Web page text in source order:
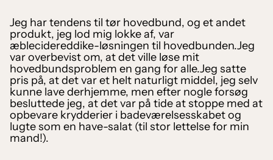
Jeg har tendens til tør hovedbund, og et andet
produkt, jeg lod mig lokke af, var
æblecidereddike-løsningen til hovedbunden.Jeg
var overbevist om, at det ville løse mit
hovedbundsproblem en gang for alle.Jeg satte
pris på, at det var et helt naturligt middel, jeg selv
kunne lave derhjemme, men efter nogle forsøg
besluttede jeg, at det var på tide at stoppe med at
opbevare krydderier i badeværelsesskabet og
lugte som en have-salat (til stor lettelse for min
mand!).